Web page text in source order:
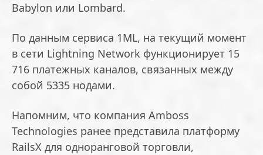
Babylon или Lombard.
По данным сервиса 1ML, на текущий момент
в сети Lightning Network функционирует 15
716 платежных каналов, связанных между
собой 5335 нодами.
Напомним, что компания Amboss
Technologies ранее представила платформу
RailsX для одноранговой торговли,